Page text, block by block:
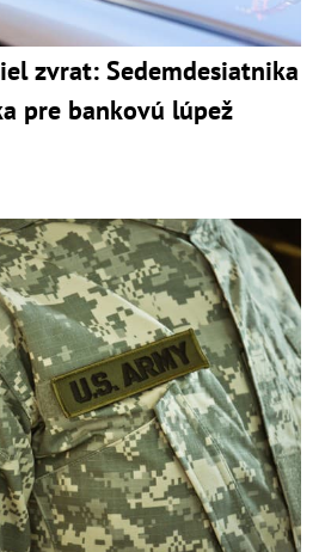
zvrat: Sedemdesiatnika
pre bankovú lúpež